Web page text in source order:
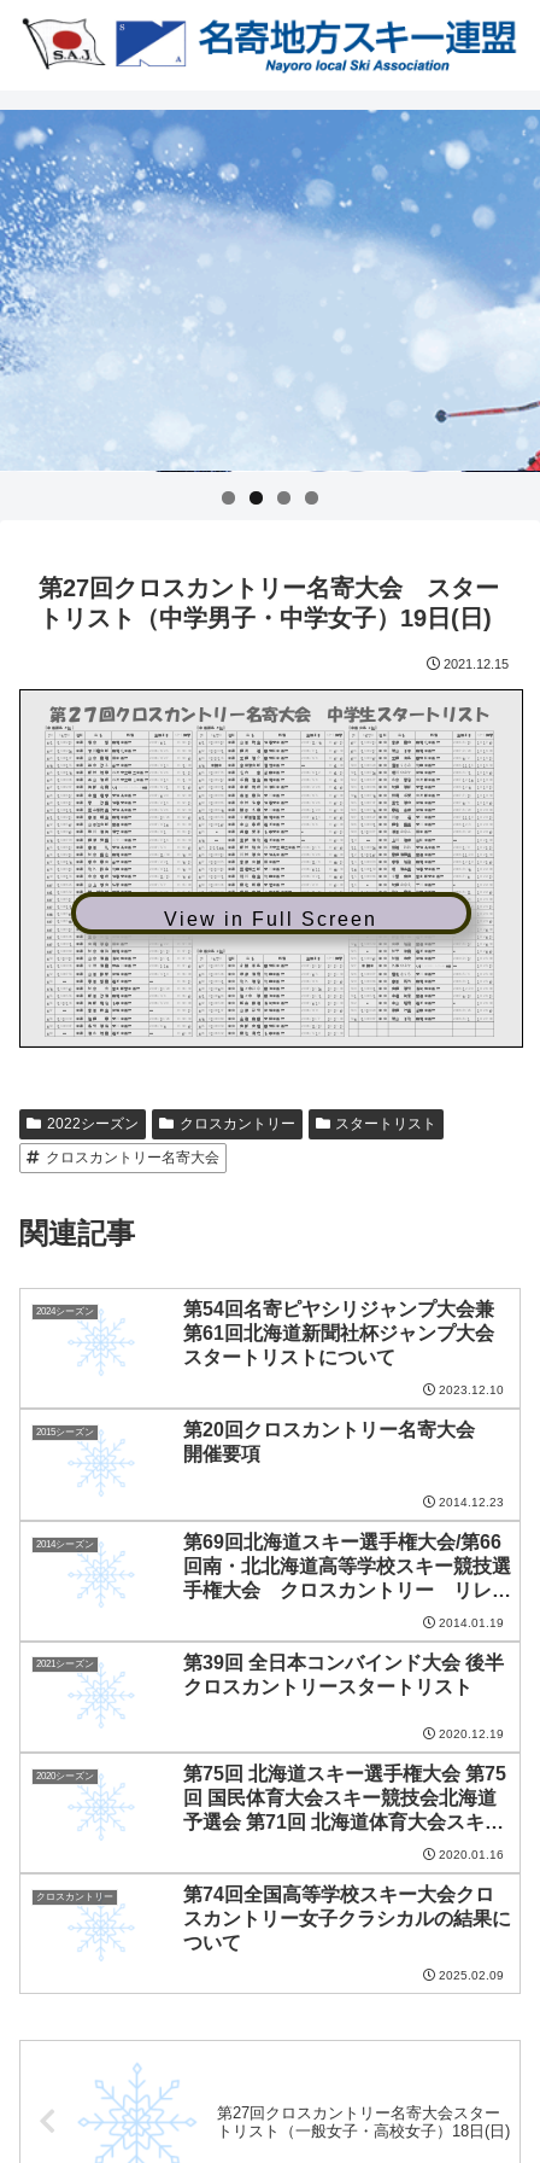
第27回クロスカントリー名寄大会 スター
トリスト（中学男子・中学女子）19日(日)
2021.12.15
View in Full Screen
2022シーズン クロスカントリー
スタートリスト
クロスカントリー名寄大会
関連記事
2024シーズン
第54回名寄ピヤシリジャンプ大会兼
第61回北海道新聞社杯ジャンプ大会
スタートリストについて
2023.12.10
2015シーズン
第20回クロスカントリー名寄大会
開催要項
2014.12.23
2014シーズン
第69回北海道スキー選手権大会/第66
回南・北北海道高等学校スキー競技選
手権大会 クロスカントリー リレー
2014.01.19
2021シーズン
第39回 全日本コンバインド大会 後半
クロスカントリースタートリスト
2020.12.19
2020シーズン
第75回 北海道スキー選手権大会 第75
回 国民体育大会スキー競技会北海道
予選会 第71回 北海道体育大会スキー
競技会 第98回 全日本スキー選手権大
会北海道予選会 ノルディック競技
（クロスカントリー種目）フリー 結
果
2020.01.16
クロスカントリー
第74回全国高等学校スキー大会クロ
スカントリー女子クラシカルの結果に
ついて
2025.02.09
第27回クロスカントリー名寄大会スター
トリスト（一般女子・高校女子）18日(日)